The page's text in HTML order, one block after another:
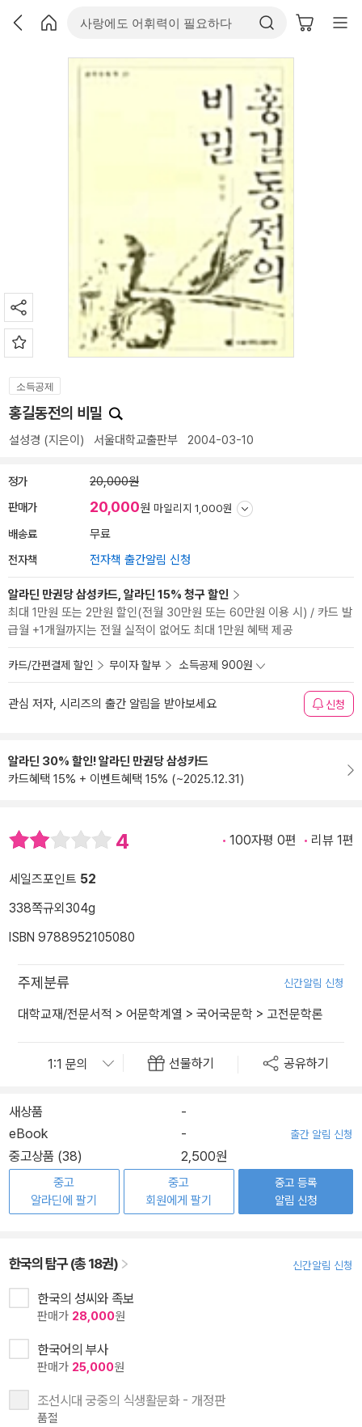
소득공제
홍길동전의 비밀
설성경 (지은이) 서울대학교출판부 2004-03-10
정가 20,000원
판매가 20,000원 마일리지 1,000원
배송료 무료
전자책 전자책 출간알림 신청
알라딘 만권당 삼성카드, 알라딘 15% 청구 할인
최대 1만원 또는 2만원 할인(전월 30만원 또는 60만원 이용 시) / 카드 발
급월 +1개월까지는 전월 실적이 없어도 최대 1만원 혜택 제공
카드/간편결제 할인 무이자 할부 소득공제 900원
관심 저자, 시리즈의 출간 알림을 받아보세요 신청
알라딘 30% 할인! 알라딘 만권당 삼성카드
카드혜택 15% + 이벤트혜택 15% (~2025.12.31)
4 100자평 0편 리뷰 1편
세일즈포인트 52
338쪽규외 304g
ISBN 9788952105080
주제분류 신간알림 신청
대학교재/전문서적 > 어문학계열 > 국어국문학 > 고전문학론
선물하기 공유하기
새상품
-
eBook
- 출간 알림 신청
중고상품 (38) 2,500원
중고
알라딘에 팔기
중고
회원에게 팔기
중고 등록
알림 신청
한국의 탐구 (총 18권) 신간알림 신청
한국의 성씨와 족보
판매가 28,000원
한국어의 부사
판매가 25,000원
조선시대 궁중의 식생활문화 - 개정판
품절